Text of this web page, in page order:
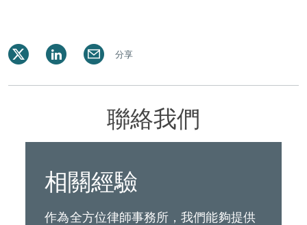
分享
聯絡我們
相關經驗
作為全方位律師事務所，我們能夠提供